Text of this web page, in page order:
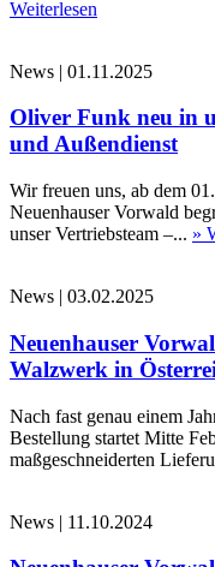
Weiterlesen
News | 01.11.2025
Oliver Funk neu in
und Außendienst
Wir freuen uns, ab dem
Neuenhauser Vorwald
unser Vertriebsteam –... »
News | 03.02.2025
Neuenhauser
Walzwerk in
Nach fast genau einem
Bestellung startet Mitte
maßgeschneiderten
News | 11.10.2024